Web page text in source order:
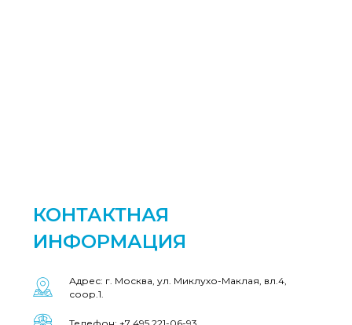
КОНТАКТНАЯ
ИНФОРМАЦИЯ
Адрес: г. Москва, ул. Миклухо-Маклая, вл.4,
соор.1.